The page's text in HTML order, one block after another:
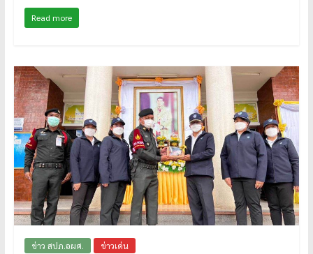
Read more
ข่าว สปภ.อผศ. ข่าวเด่น